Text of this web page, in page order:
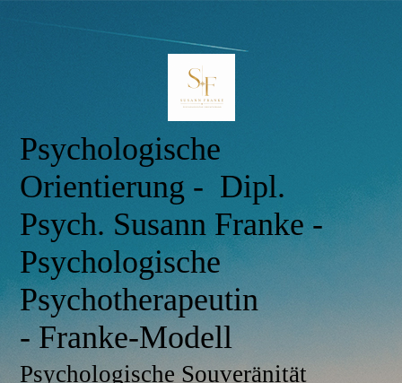
Psychologische
Orientierung - Dipl.
Psych. Susann Franke -
Psychologische
Psychotherapeutin
- Franke-Modell
Psychologische Souveränität